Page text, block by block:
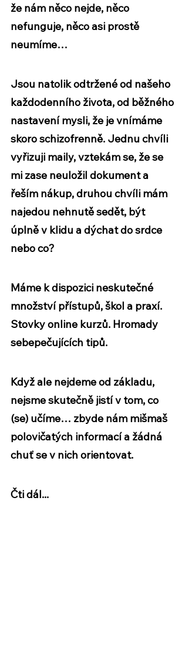
že nám něco nejde, něco
nefunguje, něco asi prostě
neumíme…
Jsou natolik odtržené od našeho
každodenního života, od běžného
nastavení mysli, že je vnímáme
skoro schizofrenně. Jednu chvíli
vyřizuji maily, vztekám se, že se
mi zase neuložil dokument a
řeším nákup, druhou chvíli mám
najedou nehnutě sedět, být
úplně v klidu a dýchat do srdce
nebo co?
Máme k dispozici neskutečné
množství přístupů, škol a praxí.
Stovky online kurzů. Hromady
sebepečujících tipů.
Když ale nejdeme od základu,
nejsme skutečně jistí v tom, co
(se) učíme… zbyde nám mišmaš
polovičatých informací a žádná
chuť se v nich orientovat.
Čti dál...